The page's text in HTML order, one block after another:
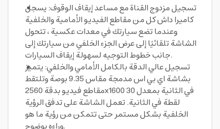
تسجيل مزدوج القناة مع مساعد إيقاف الوقوف: يسجل
كاميرا داش كل من مقاطع الفيديو الأمامية والخلفية
وعندما تضع سيارتك في معدات عكسية ، تتحول
الشاشة تلقائيًا إلى عرض الجزء الخلفي من سيارتك إلى
جانب خطوط التوجيه لسهولة إيقاف السيارات.
تسجيل عالي الدقة بالكامل الأمامي والخلفي: يتميز
بشاشة اي بي اس مدمجة مقاس 9.35 بوصة وتلتقط
مقاطع فيديو بدقة 2560x1600 في الثانية بمعدل 30
لقطة في الثانية. تعمل الشاشة على تدفق الرؤية
الخلفية بشكل مستمر حتى تتمكن من رؤية ما هو
وراءه بوضوح.